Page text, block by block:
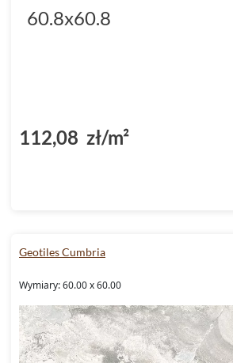
60.8x60.8
112,08 zł/m²
Geotiles Cumbria
Wymiary: 60.00 x 60.00